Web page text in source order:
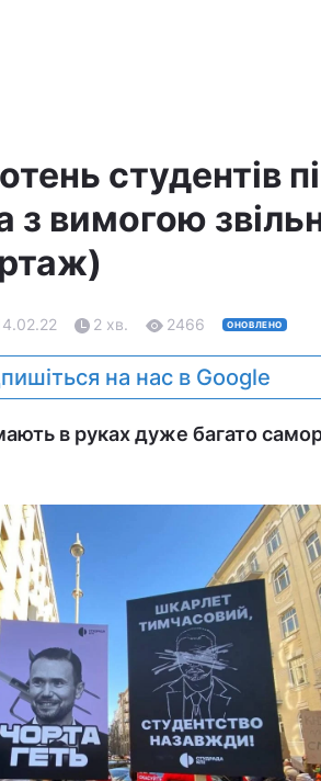
студентів
з вимогою
2 хв. 2466 ОНОВЛЕНО
на нас в Google
в руках дуже багато